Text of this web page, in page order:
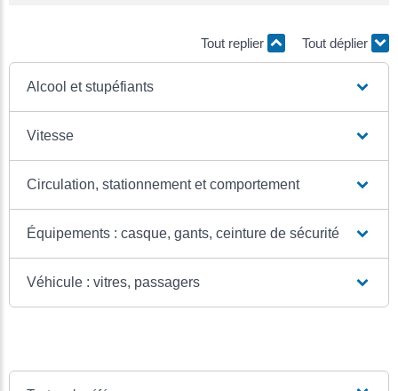
Tout replier Tout déplier
Alcool et stupéfiants
Vitesse
Circulation, stationnement et comportement
Équipements : casque, gants, ceinture de sécurité
Véhicule : vitres, passagers